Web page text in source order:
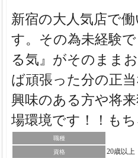
新宿の大人気店で
す。その為未経験
る気』がそのまま
ば頑張った分の正
興味のある方や将
場環境です！！も
職種
資格 20歳以上